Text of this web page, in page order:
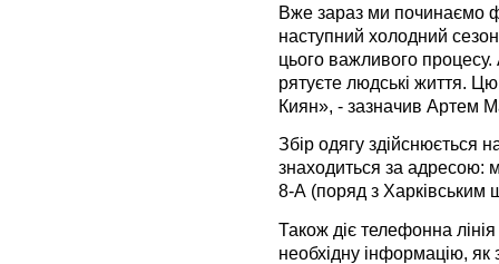
Вже зараз ми починаємо
наступний холодний
цього важливого
рятуєте людські життя.
Киян», - зазначив Артем
Збір одягу здійснюється
знаходиться за адресою:
8-А (поряд з Харківським
Також діє телефонна лінія
необхідну інформацію, як